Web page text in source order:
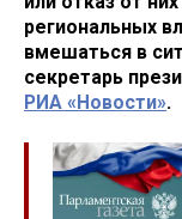
региональных
вмешаться в
секретарь
РИА «Новости».